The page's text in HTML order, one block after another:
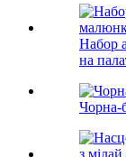
Набор
на
Чорна-